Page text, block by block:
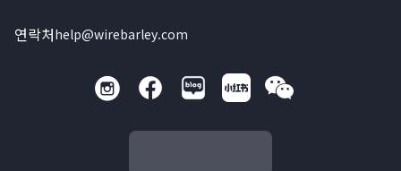
연락처help@wirebarley.com